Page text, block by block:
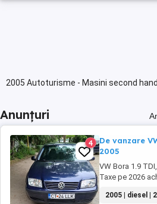
2005 Autoturisme - Masini second
Anunțuri
4
De vanzare
2005
VW Bora 1.9
Taxe pe 2026
Inchidere
2005 | diesel |